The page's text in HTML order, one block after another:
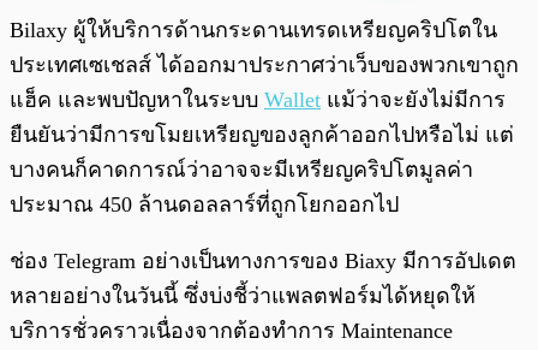
พร้อมเล่น 0:00 /0:00
Bilaxy ผู้ให้บริการด้านกระดานเทรดเหรียญคริปโตใน
ประเทศเซเชลส์ ได้ออกมาประกาศว่าเว็บของพวกเขาถูก
แฮ็ค และพบปัญหาในระบบ Wallet แม้ว่าจะยังไม่มีการ
ยืนยันว่ามีการขโมยเหรียญของลูกค้าออกไปหรือไม่ แต่
บางคนก็คาดการณ์ว่าอาจจะมีเหรียญคริปโตมูลค่า
ประมาณ 450 ล้านดอลลาร์ที่ถูกโยกออกไป
ช่อง Telegram อย่างเป็นทางการของ Biaxy มีการอัปเดต
หลายอย่างในวันนี้ ซึ่งบ่งชี้ว่าแพลตฟอร์มได้หยุดให้
บริการชั่วคราวเนื่องจากต้องทำการ Maintenance